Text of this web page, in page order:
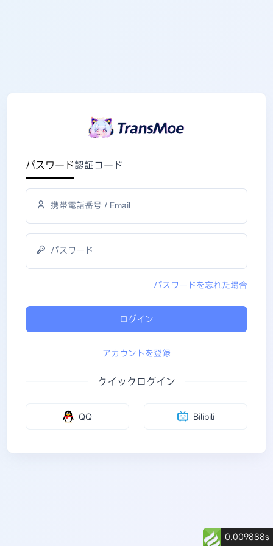
パスワード認証コード
携帯電話番号 / Email
パスワード
パスワードを忘れた場合
ログイン
アカウントを登録
クイックログイン
QQ Bilibili
0.009888s